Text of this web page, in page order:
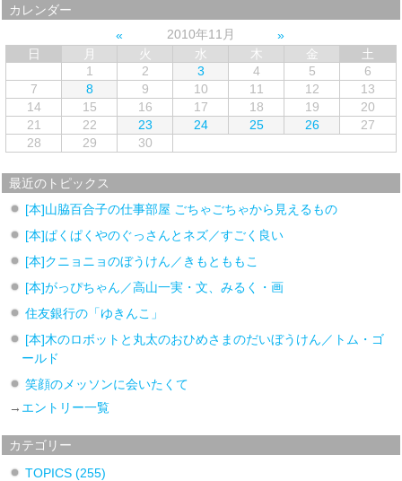
カレンダー
2010年11月
日
月 火 水 木 金
土
1
2 3 4 5
6
7
8 9 10 11 12
13
14
15 16 17 18 19
20
21
22 23 24 25 26
27
28
29 30
最近のトピックス
[本]山脇百合子の仕事部屋 ごちゃごちゃから見えるもの
[本]ぱくぱくやのぐっさんとネズ／すごく良い
[本]クニョニョのぼうけん／きもとももこ
[本]がっぴちゃん／高山一実・文、みるく・画
住友銀行の「ゆきんこ」
[本]木のロボットと丸太のおひめさまのだいぼうけん／トム・ゴ
ールド
笑顔のメッソンに会いたくて
→ エントリー一覧
カテゴリー
TOPICS (255)